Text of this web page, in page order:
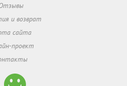
и возврат
сайта
проект